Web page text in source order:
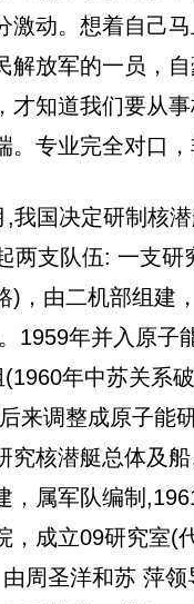
激动。想着自己
解放军的一员，
才知道我们要从
。专业完全对口
,我国决定研制核
两支队伍: 一支研
)，由二机部组建
1959年并入原子
年中苏关系
来调整成原子能
究核潜艇总体及船
，属军队编制
，成立09研究室(
周圣洋和苏 萍领